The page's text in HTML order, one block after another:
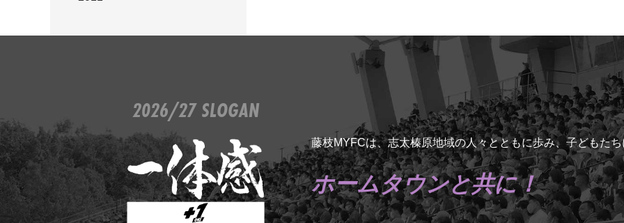
2026/27 SLOGAN
藤枝MYFCは、志太榛原地域の人々とともに歩み、子どもた
ホームタウンと共に！